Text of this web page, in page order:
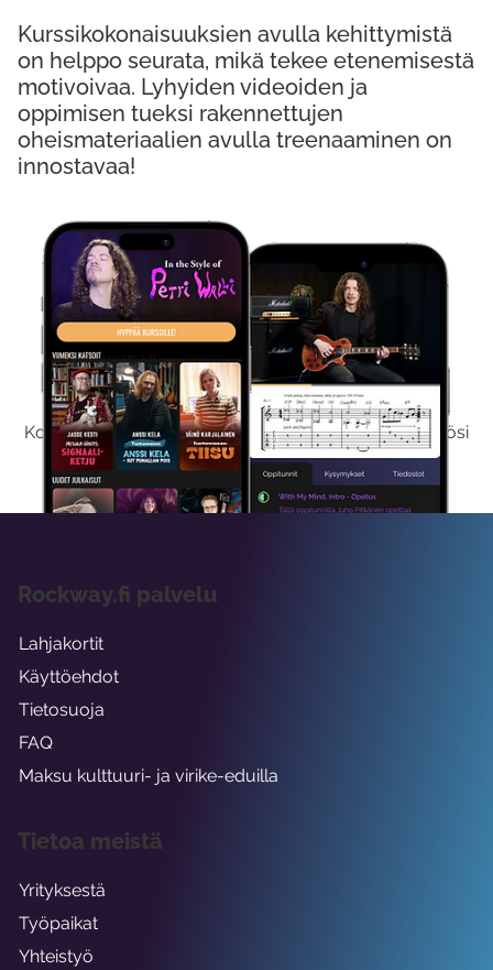
Kokeile Ilmaiseksi
Kokeilemalla ilmaiseksi saat koko sisältömme käyttöösi
viikon ajaksi.
Kurssikokonaisuuksien avulla kehittymistä
on helppo seurata, mikä tekee etenemisestä
motivoivaa. Lyhyiden videoiden ja
oppimisen tueksi rakennettujen
oheismateriaalien avulla treenaaminen on
innostavaa!
Rockway.fi palvelu
Lahjakortit
Käyttöehdot
Tietosuoja
FAQ
Maksu kulttuuri- ja virike-eduilla
Tietoa meistä
Yrityksestä
Työpaikat
Yhteistyö